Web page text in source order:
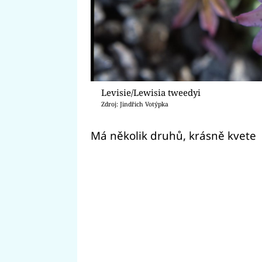
Levisie/Lewisia tweedyi
Zdroj: Jindřich Votýpka
Má několik druhů, krásně kvete